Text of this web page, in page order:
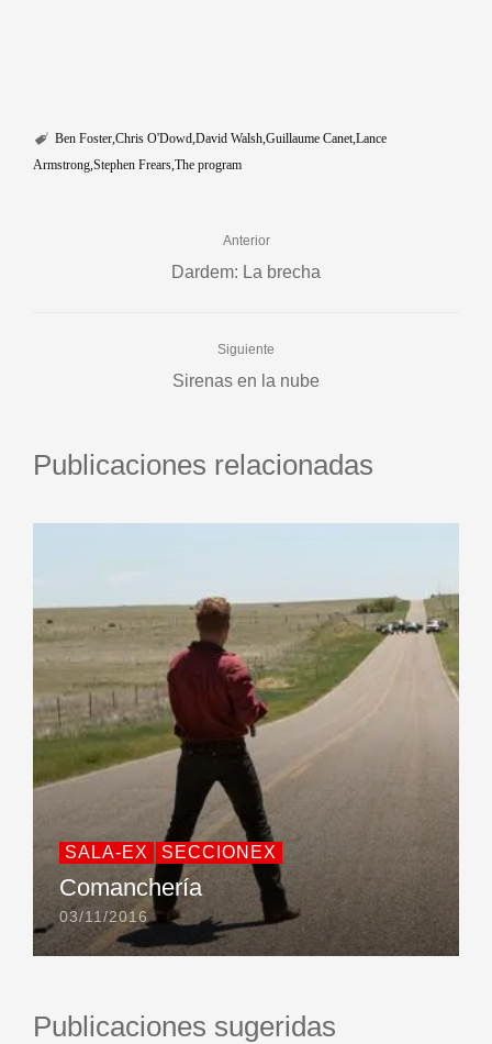
Ben Foster Chris O'Dowd David Walsh Guillaume Canet Lance
Armstrong Stephen Frears The program
Anterior
Dardem: La brecha
Siguiente
Sirenas en la nube
Publicaciones relacionadas
SALA-EX SECCIONEX
Comanchería
03/11/2016
Publicaciones sugeridas